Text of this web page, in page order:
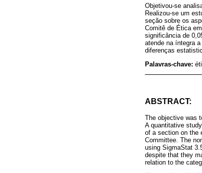
Objetivou-se
Realizou-se um
seção sobre os
Comitê de Ética
significância de
atende na íntegra
diferenças
Palavras-chave:
ABSTRACT:
The objective was
A quantitative
of a section on the
Committee. The
using SigmaStat
despite that they
relation to the